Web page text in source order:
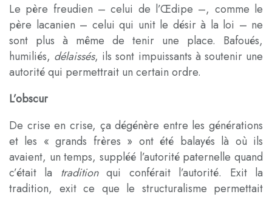
Le père freudien – celui de l’Œdipe –, comme le
père lacanien – celui qui unit le désir à la loi – ne
sont plus à même de tenir une place. Bafoués,
humiliés, délaissés, ils sont impuissants à soutenir une
autorité qui permettrait un certain ordre.
L’obscur
De crise en crise, ça dégénère entre les générations
et les « grands frères » ont été balayés là où ils
avaient, un temps, suppléé l’autorité paternelle quand
c’était la traditionqui conférait l’autorité. Exit la
tradition, exit ce que le structuralisme permettait